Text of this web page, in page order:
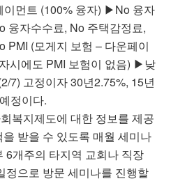
먼트 (100% 융자) ▶No 융자
융자수수료, No 주택감정료,
(모게지 보험 – 다운페이
시에도 PMI 보험이 없음) ▶낮
7) 고정이자 30년2.75%, 15년
정이다.
복지제도에 대한 정보를 제공
받을 수 있도록 매월 세미나
6개주의 타지역 교회나 직장
정으로 방문 세미나를 진행할